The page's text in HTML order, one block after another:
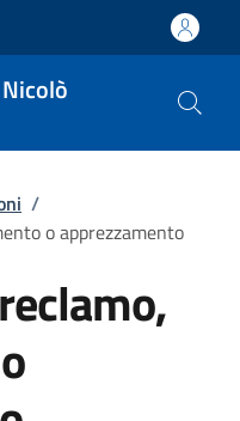
/
o apprezzamento